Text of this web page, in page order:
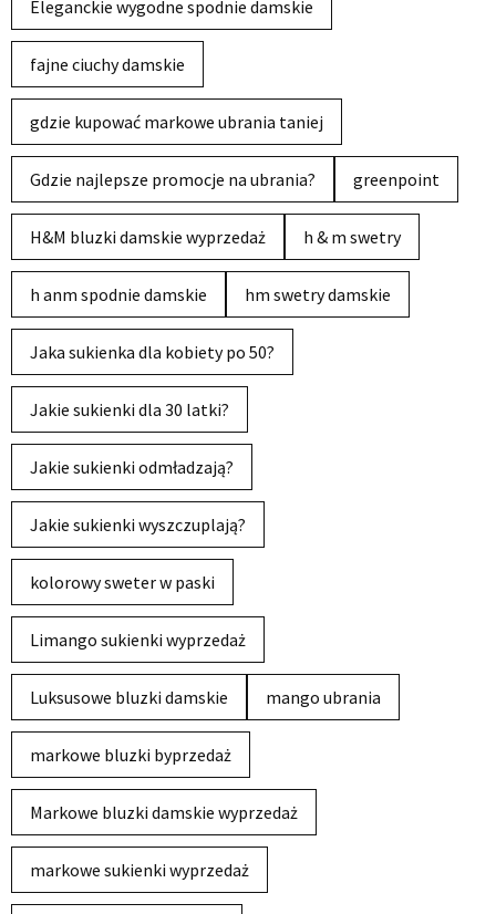
Eleganckie wygodne spodnie damskie
fajne ciuchy damskie
gdzie kupować markowe ubrania taniej
Gdzie najlepsze promocje na ubrania? greenpoint
H&M bluzki damskie wyprzedaż h & m swetry
h anm spodnie damskie hm swetry damskie
Jaka sukienka dla kobiety po 50?
Jakie sukienki dla 30 latki?
Jakie sukienki odmładzają?
Jakie sukienki wyszczuplają?
kolorowy sweter w paski
Limango sukienki wyprzedaż
Luksusowe bluzki damskie mango ubrania
markowe bluzki byprzedaż
Markowe bluzki damskie wyprzedaż
markowe sukienki wyprzedaż